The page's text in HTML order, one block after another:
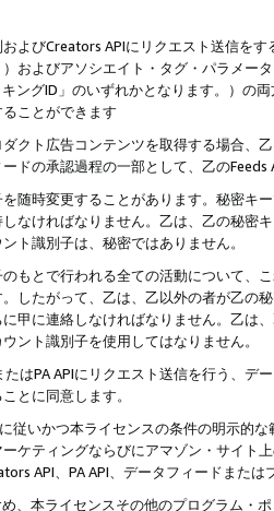
よびCreators APIにリクエスト送信を
およびアソシエイト・タグ・パラメー
ングID」のいずれかとなります。）の
ことができます
クト広告コンテンツを取得する場合、
ドの承認過程の一部として、乙の
随時変更することがあります。秘密キ
なければなりません。乙は、乙の秘密
ト識別子は、秘密ではありません。
もとで行われる全ての活動について、
したがって、乙は、乙以外の者が乙の
甲に連絡しなければなりません。乙は
ント識別子を使用してはなりません。
はPA APIにリクエスト送信を行う、デ
とに同意します。
従いかつ本ライセンスの条件の明示的
ケティングならびにアマゾン・サイト
API、PA API、データフィードまた
、本ライセンスその他のプログラム・